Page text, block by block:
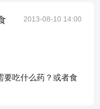
2013-08-10 14:00
要吃什么药？或者食